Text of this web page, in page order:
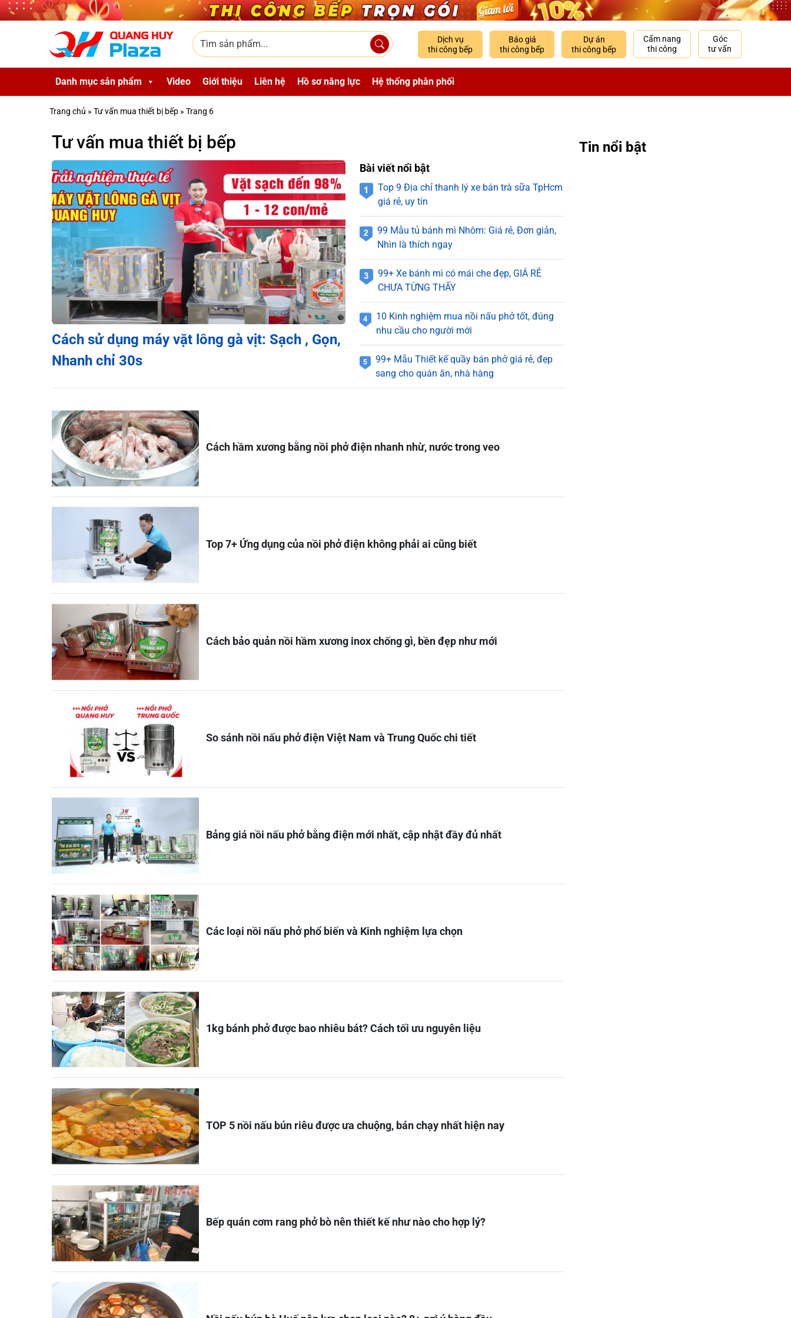
Skip to main content
Tìm sản phẩm
Dịch vụ
thi công bếp
Báo giá
thi công bếp
Dự án
thi công bếp
Cẩm nang
thi công
Góc
tư vấn
Danh mục sản phẩm Video Giới thiệu Liên hệ Hồ sơ năng lực Hệ thống phân phối
Trang chủ » Tư vấn mua thiết bị bếp » Trang 6
Tư vấn mua thiết bị bếp
Cách sử dụng máy vặt lông gà vịt: Sạch , Gọn,
Nhanh chỉ 30s
Bài viết nổi bật
Top 9 Địa chỉ thanh lý xe bán trà sữa TpHcm
giá rẻ, uy tín
99 Mẫu tủ bánh mì Nhôm: Giá rẻ, Đơn giản,
Nhìn là thích ngay
99+ Xe bánh mì có mái che đẹp, GIÁ RẺ
CHƯA TỪNG THẤY
10 Kinh nghiệm mua nồi nấu phở tốt, đúng
nhu cầu cho người mới
99+ Mẫu Thiết kế quầy bán phở giá rẻ, đẹp
sang cho quán ăn, nhà hàng
Cách hầm xương bằng nồi phở điện nhanh nhừ, nước trong veo
Top 7+ Ứng dụng của nồi phở điện không phải ai cũng biết
Cách bảo quản nồi hầm xương inox chống gì, bền đẹp như mới
So sánh nồi nấu phở điện Việt Nam và Trung Quốc chi tiết
Bảng giá nồi nấu phở bằng điện mới nhất, cập nhật đầy đủ nhất
Các loại nồi nấu phở phổ biến và Kinh nghiệm lựa chọn
1kg bánh phở được bao nhiêu bát? Cách tối ưu nguyên liệu
TOP 5 nồi nấu bún riêu được ưa chuộng, bán chạy nhất hiện nay
Bếp quán cơm rang phở bò nên thiết kế như nào cho hợp lý?
Tin nổi bật